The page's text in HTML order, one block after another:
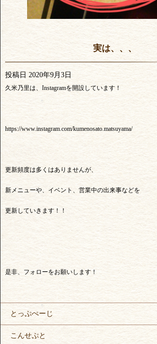
実は、、、
投稿日 2020年9月3日
久米乃里は、Instagramを開設しています！
https://www.instagram.com/kumenosato.matsuyama/
更新頻度は多くはありませんが、
新メニューや、イベント、営業中の出来事などを
更新していきます！！
是非、フォローをお願いします！
とっぷぺーじ
こんせぷと